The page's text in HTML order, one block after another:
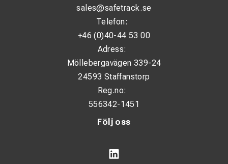
Följ oss
sales@safetrack.se
Telefon:
+46 (0)40-44 53 00
Adress:
Möllebergavägen 339-24
24593 Staffanstorp
Reg.no:
556342-1451